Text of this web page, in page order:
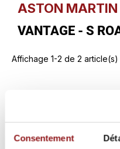
Consentement
ASTON MARTIN
VANTAGE - S
Affichage 1-2 de 2 article(s)
Vérifiez vos